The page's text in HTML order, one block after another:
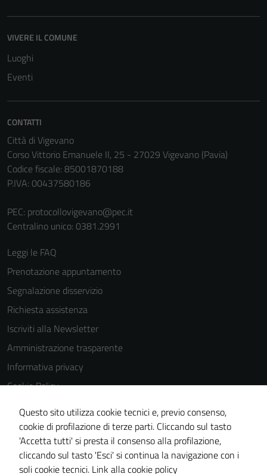
VIVERE IL COMUNE
Luoghi
Eventi
CONTATTI
Città di Vigevano
Corso Vittorio Emanuele II, 25 - 27029 Vigevano (Pavia)
Codice fiscale: 85001870188
P.IVA: 00437580186
PEC: protocollovigevano@pec.it
Centralino unico: 0381.2991
Leggi le FAQ
Prenotazione appuntamento
Segnalazione disservizio
Richiesta assistenza
Iscriviti alla Newsletter
Amministrazione trasparente
Informativa privacy
Cookie Policy
Media policy
Note legali
Dichiarazione di accessibilità
Piano di miglioramento del sito
Questo sito utilizza cookie tecnici e, previo consenso,
cookie di profilazione di terze parti. Cliccando sul tasto
'Accetta tutti' si presta il consenso alla profilazione,
cliccando sul tasto 'Esci' si continua la navigazione con i
soli cookie tecnici. Link alla cookie policy